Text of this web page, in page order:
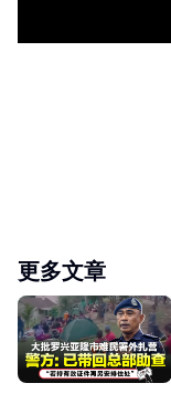
更多文章